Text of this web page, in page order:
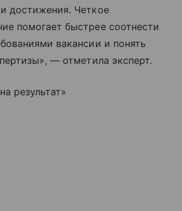
достижения. Четкое
помогает быстрее соотнести
вакансии и понять
— отметила эксперт.
результат»